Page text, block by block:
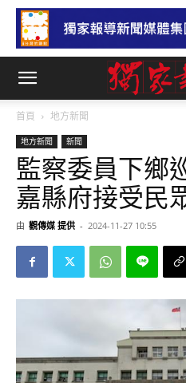
首頁 地方新聞
地方新聞 新聞
監察委員下
嘉縣府接受民
由 觀傳媒 提供 - 2024-11-27 10:55